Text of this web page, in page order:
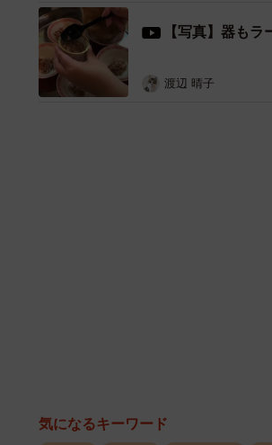
【写真】器も
渡辺 晴子
気になるキーワード